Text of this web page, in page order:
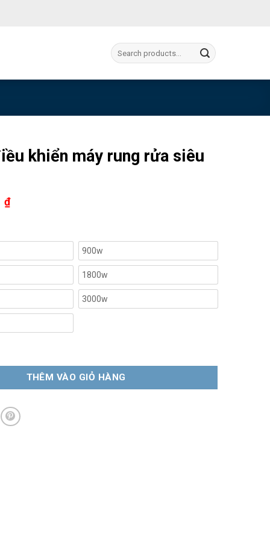
Tìm
kiếm:
khiển máy rung rửa siêu
₫
900w
1800w
3000w
THÊM VÀO GIỎ HÀNG